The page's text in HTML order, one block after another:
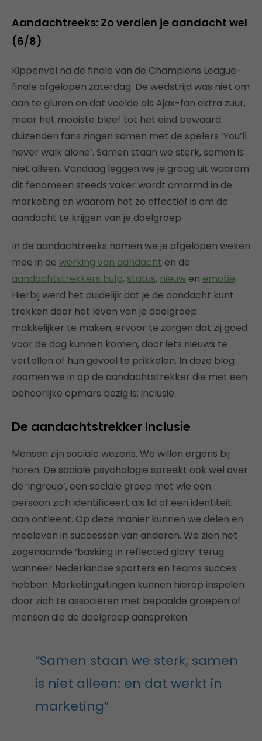
Aandachtreeks: Zo verdien je aandacht wel
(6/8)
Kippenvel na de finale van de Champions League-
finale afgelopen zaterdag. De wedstrijd was niet om
aan te gluren en dat voelde als Ajax-fan extra zuur,
maar het mooiste bleef tot het eind bewaard:
duizenden fans zingen samen met de spelers ‘You’ll
never walk alone’. Samen staan we sterk, samen is
niet alleen. Vandaag leggen we je graag uit waarom
dit fenomeen steeds vaker wordt omarmd in de
marketing en waarom het zo effectief is om de
aandacht te krijgen van je doelgroep.
In de aandachtreeks namen we je afgelopen weken
mee in de werking van aandacht en de
aandachtstrekkers hulp, status, nieuw en emotie.
Hierbij werd het duidelijk dat je de aandacht kunt
trekken door het leven van je doelgroep
makkelijker te maken, ervoor te zorgen dat zij goed
voor de dag kunnen komen, door iets nieuws te
vertellen of hun gevoel te prikkelen. In deze blog
zoomen we in op de aandachtstrekker die met een
behoorlijke opmars bezig is: inclusie.
De aandachtstrekker Inclusie
Mensen zijn sociale wezens. We willen ergens bij
horen. De sociale psychologie spreekt ook wel over
de ‘ingroup’, een sociale groep met wie een
persoon zich identificeert als lid of een identiteit
aan ontleent. Op deze manier kunnen we delen en
meeleven in successen van anderen. We zien het
zogenaamde ‘basking in reflected glory’ terug
wanneer Nederlandse sporters en teams succes
hebben. Marketinguitingen kunnen hierop inspelen
door zich te associëren met bepaalde groepen of
mensen die de doelgroep aanspreken.
“Samen staan we sterk, samen
is niet alleen: en dat werkt in
marketing”